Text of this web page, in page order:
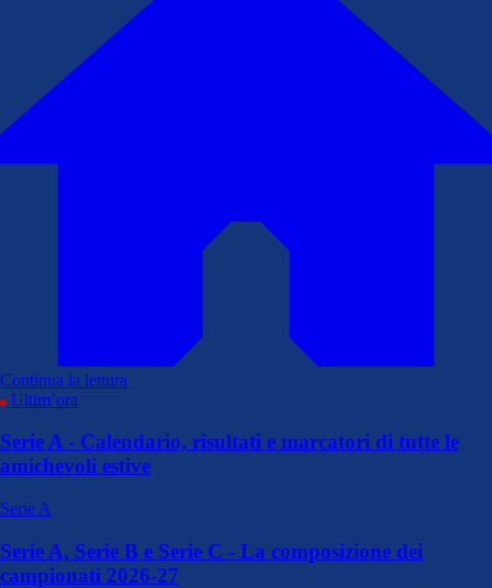
Continua la lettura
Ultim’ora
Serie A - Calendario, risultati e marcatori di tutte le
amichevoli estive
Serie A
Serie A, Serie B e Serie C - La composizione dei
campionati 2026-27